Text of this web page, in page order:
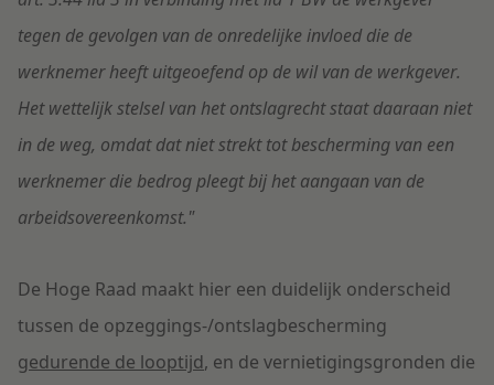
tegen de gevolgen van de onredelijke invloed die de
werknemer heeft uitgeoefend op de wil van de werkgever.
Het wettelijk stelsel van het ontslagrecht staat daaraan niet
in de weg, omdat dat niet strekt tot bescherming van een
werknemer die bedrog pleegt bij het aangaan van de
arbeidsovereenkomst."
De Hoge Raad maakt hier een duidelijk onderscheid
tussen de opzeggings-/ontslagbescherming
gedurende de looptijd, en de vernietigingsgronden die